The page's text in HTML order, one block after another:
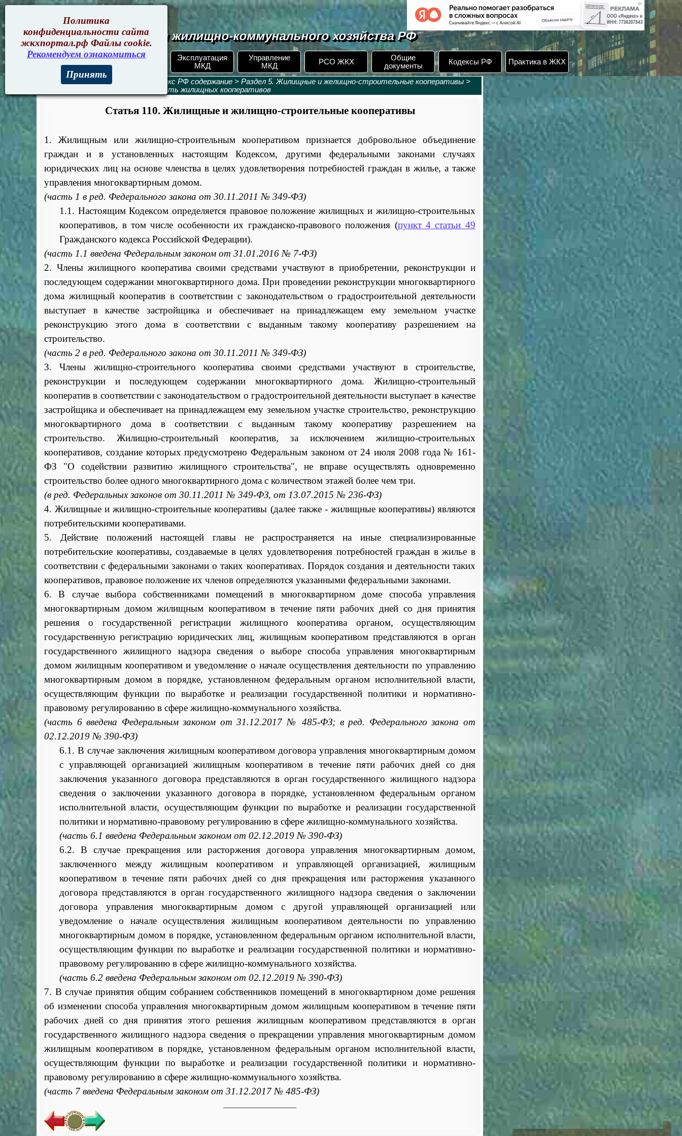
ЖКХ РФ.
Документы
Эксплуатация
МКД
Управление
МКД
РСО ЖКХ
Общие
документы
Кодексы РФ Практика в ЖКХ
Документы жилищно-коммунального хозяйства РФ
жкхпортал.рф
Жилищный кодекс Жилищный кодекс РФ содержание >Раздел 5. Жилищные и желищно-строительные кооперативы >
Глава 11. Организация и деятельность жилищных кооперативов
Статья 110. Жилищные и жилищно-строительные кооперативы
1. Жилищным или жилищно-строительным кооперативом признается добровольное объединение
граждан и в установленных настоящим Кодексом, другими федеральными законами случаях
юридических лиц на основе членства в целях удовлетворения потребностей граждан в жилье, а также
управления многоквартирным домом.
(часть 1 в ред. Федерального закона от 30.11.2011 № 349-ФЗ)
1.1. Настоящим Кодексом определяется правовое положение жилищных и жилищно-строительных
кооперативов, в том числе особенности их гражданско-правового положения (пункт 4 статьи 49
Гражданского кодекса Российской Федерации).
(часть 1.1 введена Федеральным законом от 31.01.2016 № 7-ФЗ)
2. Члены жилищного кооператива своими средствами участвуют в приобретении, реконструкции и
последующем содержании многоквартирного дома. При проведении реконструкции многоквартирного
дома жилищный кооператив в соответствии с законодательством о градостроительной деятельности
выступает в качестве застройщика и обеспечивает на принадлежащем ему земельном участке
реконструкцию этого дома в соответствии с выданным такому кооперативу разрешением на
строительство.
(часть 2 в ред. Федерального закона от 30.11.2011 № 349-ФЗ)
3. Члены жилищно-строительного кооператива своими средствами участвуют в строительстве,
реконструкции и последующем содержании многоквартирного дома. Жилищно-строительный
кооператив в соответствии с законодательством о градостроительной деятельности выступает в качестве
застройщика и обеспечивает на принадлежащем ему земельном участке строительство, реконструкцию
многоквартирного дома в соответствии с выданным такому кооперативу разрешением на
строительство. Жилищно-строительный кооператив, за исключением жилищно-строительных
кооперативов, создание которых предусмотрено Федеральным законом от 24 июля 2008 года № 161-
ФЗ "О содействии развитию жилищного строительства", не вправе осуществлять одновременно
строительство более одного многоквартирного дома с количеством этажей более чем три.
(в ред. Федеральных законов от 30.11.2011 № 349-ФЗ, от 13.07.2015 № 236-ФЗ)
4. Жилищные и жилищно-строительные кооперативы (далее также - жилищные кооперативы) являются
потребительскими кооперативами.
5. Действие положений настоящей главы не распространяется на иные специализированные
потребительские кооперативы, создаваемые в целях удовлетворения потребностей граждан в жилье в
соответствии с федеральными законами о таких кооперативах. Порядок создания и деятельности таких
кооперативов, правовое положение их членов определяются указанными федеральными законами.
6. В случае выбора собственниками помещений в многоквартирном доме способа управления
многоквартирным домом жилищным кооперативом в течение пяти рабочих дней со дня принятия
решения о государственной регистрации жилищного кооператива органом, осуществляющим
государственную регистрацию юридических лиц, жилищным кооперативом представляются в орган
государственного жилищного надзора сведения о выборе способа управления многоквартирным
домом жилищным кооперативом и уведомление о начале осуществления деятельности по управлению
многоквартирным домом в порядке, установленном федеральным органом исполнительной власти,
осуществляющим функции по выработке и реализации государственной политики и нормативно-
правовому регулированию в сфере жилищно-коммунального хозяйства.
(часть 6 введена Федеральным законом от 31.12.2017 № 485-ФЗ; в ред. Федерального закона от
02.12.2019 № 390-ФЗ)
6.1. В случае заключения жилищным кооперативом договора управления многоквартирным домом
с управляющей организацией жилищным кооперативом в течение пяти рабочих дней со дня
заключения указанного договора представляются в орган государственного жилищного надзора
сведения о заключении указанного договора в порядке, установленном федеральным органом
исполнительной власти, осуществляющим функции по выработке и реализации государственной
политики и нормативно-правовому регулированию в сфере жилищно-коммунального хозяйства.
(часть 6.1 введена Федеральным законом от 02.12.2019 № 390-ФЗ)
6.2. В случае прекращения или расторжения договора управления многоквартирным домом,
заключенного между жилищным кооперативом и управляющей организацией, жилищным
кооперативом в течение пяти рабочих дней со дня прекращения или расторжения указанного
договора представляются в орган государственного жилищного надзора сведения о заключении
договора управления многоквартирным домом с другой управляющей организацией или
уведомление о начале осуществления жилищным кооперативом деятельности по управлению
многоквартирным домом в порядке, установленном федеральным органом исполнительной власти,
осуществляющим функции по выработке и реализации государственной политики и нормативно-
правовому регулированию в сфере жилищно-коммунального хозяйства.
(часть 6.2 введена Федеральным законом от 02.12.2019 № 390-ФЗ)
7. В случае принятия общим собранием собственников помещений в многоквартирном доме решения
об изменении способа управления многоквартирным домом жилищным кооперативом в течение пяти
рабочих дней со дня принятия этого решения жилищным кооперативом представляются в орган
государственного жилищного надзора сведения о прекращении управления многоквартирным домом
жилищным кооперативом в порядке, установленном федеральным органом исполнительной власти,
осуществляющим функции по выработке и реализации государственной политики и нормативно-
правовому регулированию в сфере жилищно-коммунального хозяйства.
(часть 7 введена Федеральным законом от 31.12.2017 № 485-ФЗ)
Политика
конфиденциальности сайта
жкхпортал.рф Файлы cookie.
Рекомендуем ознакомиться
Принять